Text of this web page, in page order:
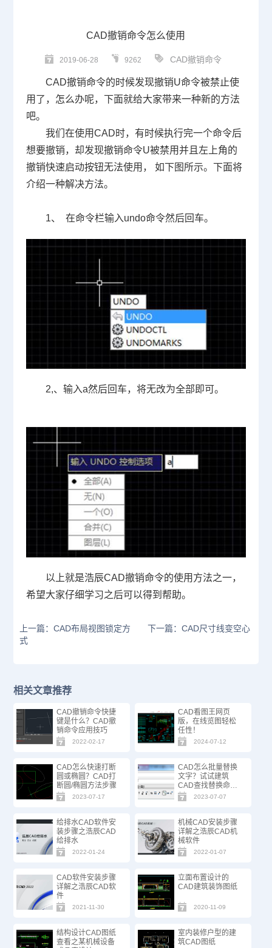
CAD撤销命令怎么使用
2019-06-28 9262 CAD撤销命令
CAD撤销命令的时候发现撤销U命令被禁止使
用了，怎么办呢，下面就给大家带来一种新的方法
吧。
我们在使用CAD时，有时候执行完一个命令后
想要撤销，却发现撤销命令U被禁用并且左上角的
撤销快速启动按钮无法使用， 如下图所示。下面将
介绍一种解决方法。
1、 在命令栏输入undo命令然后回车。
2,、输入a然后回车，将无改为全部即可。
以上就是浩辰CAD撤销命令的使用方法之一，
希望大家仔细学习之后可以得到帮助。
上一篇：CAD布局视图锁定方
式
下一篇：CAD尺寸线变空心
相关文章推荐
CAD撤销命令快捷
键是什么？CAD撤
销命令应用技巧
2022-02-17
CAD看图王网页
版，在线览图轻松
任性！
2024-07-12
CAD怎么快速打断
圆或椭圆？CAD打
断圆/椭圆方法步骤
2023-07-17
CAD怎么批量替换
文字？试试建筑
CAD查找替换命
令！
2023-07-07
给排水CAD软件安
装步骤之浩辰CAD
给排水
2022-01-24
机械CAD安装步骤
详解之浩辰CAD机
械软件
2022-01-07
CAD软件安装步骤
详解之浩辰CAD软
件
2021-11-30
立面布置设计的
CAD建筑装饰图纸
2020-11-09
结构设计CAD图纸
查看之某机械设备
室内装修户型的建
筑CAD图纸